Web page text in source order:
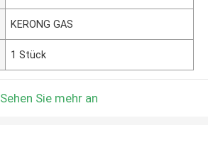
KERONG GAS
1 Stück
Sehen Sie mehr an